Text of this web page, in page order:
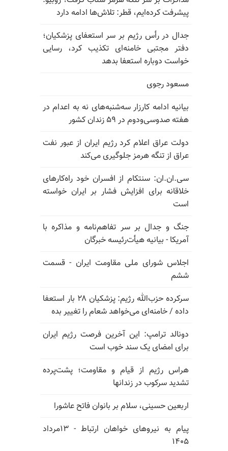
پیشرفت کرده‌ایم، قطر: تلاش‌ها ادامه دارد
جدال در رأس رژیم بر سر استعفای پزشکیان؛
دفتر مجتبی خامنه‌ای تکذیب کرد، رسایی
خواست دوباره استعفا بدهد
مسعود رجوی
بیانیه ادامه کارزار سه‌شنبه‌های نه به اعدام در
هفته صدوسی‌و‌دوم در ۵۹ زندان کشور
دولت عراق اعلام کرد رژیم ایران از عبور نفت
عراق از تنگه هرمز جلوگیری می‌کند
سی.ان.ان: سنتکام از افسران خود راه‌کارهای
خلاقانه برای افزایش فشار بر ایران خواسته
است
جنگ و جدال بر سر تفاهم‌نامه و مذاکره با
آمریکا - بیانیه هیأت‌رئیسه خبرگان
اجلاس شورای ملی مقاومت ایران - قسمت
ششم
سرکرده حزب‌الله رژیم: پزشکیان ۲۸ بار استعفا
داده / خامنه‌ای می‌خواهد شعام را تغییر بده
دونالد ترامپ: این آخرین فرصت رژیم ایران
برای امضای یک سند خوب است
هراس رژیم از قیام و مقاومت؛ پشت‌پرده
تشدید سرکوب در زندانها
اربعین حسینی، سلام بر بانوان فاتح عاشورا
پیام به نیروهای خواهان ارتباط - ۱۳مرداد
۱۴۰۵